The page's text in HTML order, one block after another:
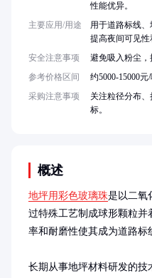
概述
地坪用彩色玻璃珠是以二氧
过特殊工艺制成球形颗粒
率和耐磨性使其成为道路标
长期从事地坪材料研发的
性能优异。
主要应用/用途
用于道路标线
提高夜间可见性
安全注意事项
避免吸入粉尘，
参考价格区间
约5000-15000元
采购注意事项
关注粒径分布
标。